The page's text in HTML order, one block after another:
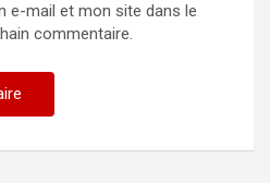
e-mail et mon site dans le
commentaire.